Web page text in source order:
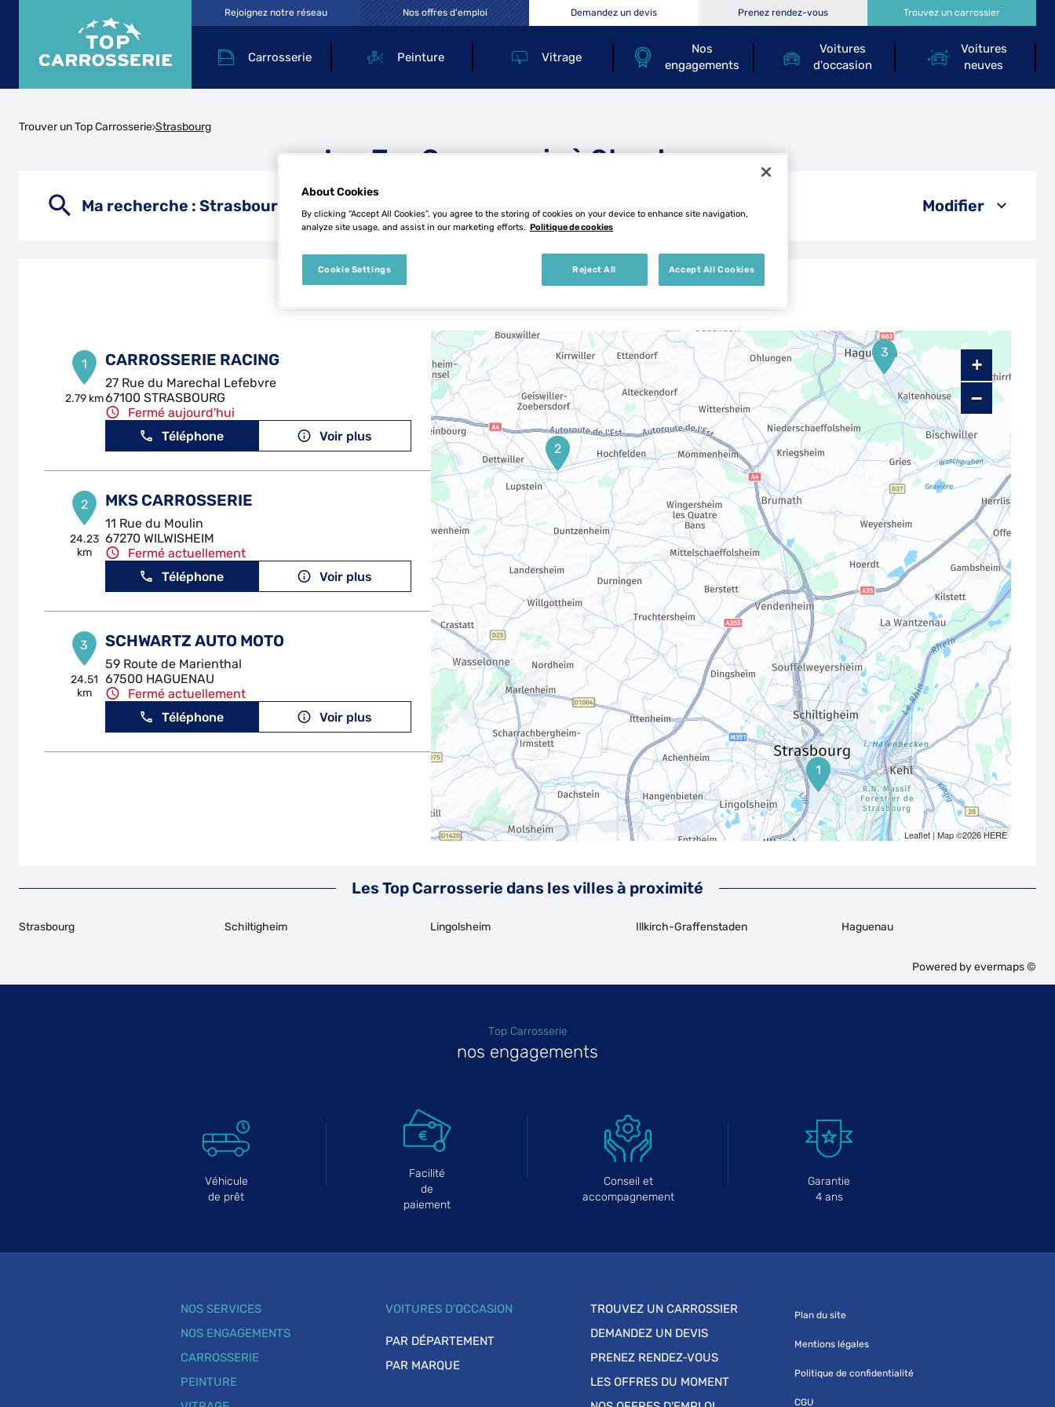
Carrosserie Peinture Vitrage
Nos
engagements
Voitures
d'occasion
Voitures
neuves
Rejoignez notre réseau Nos offres d'emploi Demandez un devis Prenez rendez-vous Trouvez un carrossier
Trouver un Top Carrosserie Strasbourg
Les Top Carrosserie à Strasbourg
Ma recherche : Strasbourg Modifier
1
2.79 km
CARROSSERIE RACING
27 Rue du Marechal Lefebvre
67100 STRASBOURG
Fermé aujourd'hui
Téléphone
Voir plus
2
24.23
km
MKS CARROSSERIE
11 Rue du Moulin
67270 WILWISHEIM
Fermé actuellement
Téléphone
Voir plus
3
24.51
km
SCHWARTZ AUTO MOTO
59 Route de Marienthal
67500 HAGUENAU
Fermé actuellement
Téléphone
Voir plus
3
2
1
+
−
Leaflet| Map ©2026HERE
Les Top Carrosserie dans les villes à proximité
Strasbourg Schiltigheim Lingolsheim Illkirch-Graffenstaden Haguenau
Powered byevermaps ©
Top Carrosserie
nos engagements
Véhicule
de prêt
Facilité
de
paiement
Conseil et
accompagnement
Garantie
4 ans
NOS SERVICES
NOS ENGAGEMENTS
CARROSSERIE
PEINTURE
VOITURES D'OCCASION
PAR DÉPARTEMENT
PAR MARQUE
TROUVEZ UN CARROSSIER
DEMANDEZ UN DEVIS
PRENEZ RENDEZ-VOUS
LES OFFRES DU MOMENT
Plan du site
Mentions légales
Politique de confidentialité
CGU
About Cookies
By clicking “Accept All Cookies”, you agree to the storing of cookies on your device to enhance site navigation,
analyze site usage, and assist in our marketing efforts. Politique de cookies
Reject All Accept All Cookies
Cookie Settings